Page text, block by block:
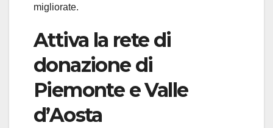
migliorate.
Attiva la rete di
donazione di
Piemonte e Valle
d’Aosta